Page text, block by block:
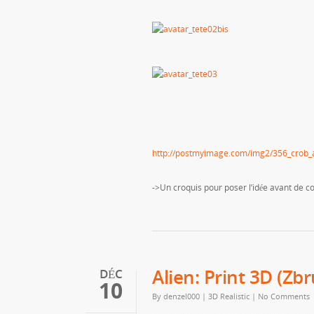
http://postmyimage.com/img2/
->Un croquis pour poser l’idée avant de
DÉC
10 Alien: Print 3D
By denzel000 | 3D Realistic | No Comments